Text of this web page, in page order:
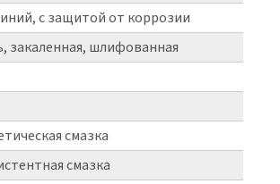
с защитой от коррозии
закаленная, шлифованная
смазка
смазка